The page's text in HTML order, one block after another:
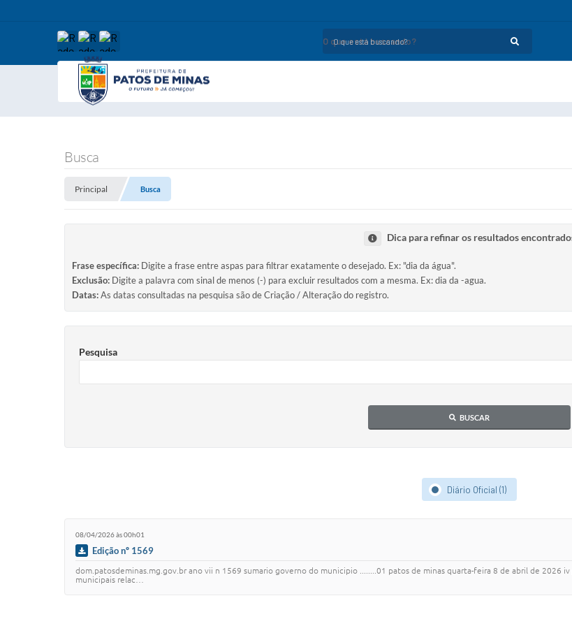
O que está buscando?
Busca
Principal Busca
Dica para refinar os resultados
Frase específica: Digite a frase entre aspas para filtrar exatamente o desejado. Ex: "dia da água".
Exclusão: Digite a palavra com sinal de menos (-) para excluir resultados com a mesma. Ex: dia da -agua.
Datas:As datas consultadas na pesquisa são de Criação / Alteração do registro.
Pesquisa
BUSCAR
Diário Oficial (1)
08/04/2026 às 00h01
Edição nº 1569
dom.patosdeminas.mg.gov.br ano vii n 1569 sumario governo do municipio ........01 patos de minas quarta-feira 8 de abril de 2026
municipais relac…